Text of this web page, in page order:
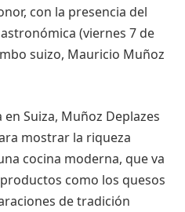
con la presencia del
(viernes 7 de
suizo, Mauricio Muñoz
Suiza, Muñoz Deplazes
mostrar la riqueza
cocina moderna, que va
como los quesos
de tradición